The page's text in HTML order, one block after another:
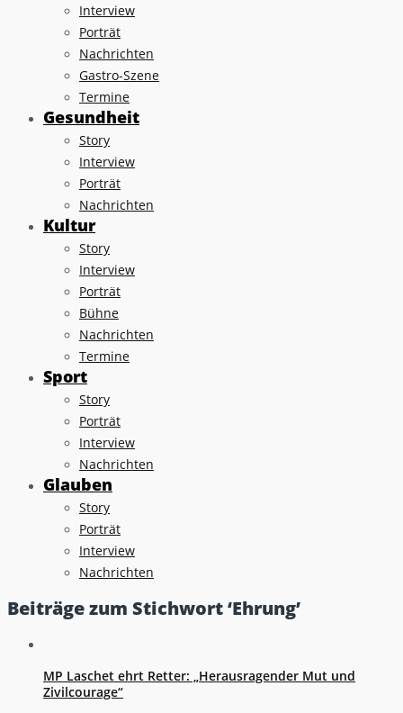
Interview
Porträt
Nachrichten
Gastro-Szene
Termine
Gesundheit
Story
Interview
Porträt
Nachrichten
Kultur
Story
Interview
Porträt
Bühne
Nachrichten
Termine
Sport
Story
Porträt
Interview
Nachrichten
Glauben
Story
Porträt
Interview
Nachrichten
Beiträge zum Stichwort ‘Ehrung’
MP Laschet ehrt Retter: „Herausragender Mut und
Zivilcourage“